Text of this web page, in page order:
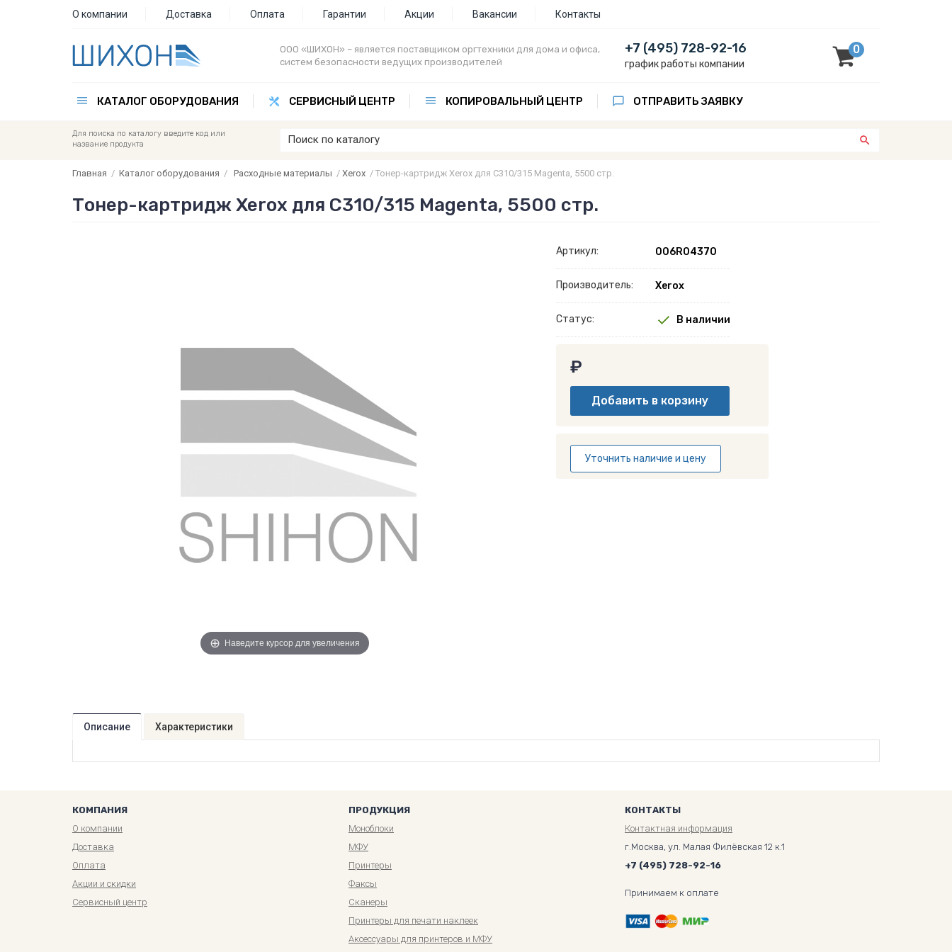
О компании Доставка Оплата Гарантии Акции Вакансии Контакты
ООО «ШИХОН» – является поставщиком оргтехники для дома и офиса,
систем безопасности ведущих производителей
+7 (495) 728-92-16
график работы компании
0
КАТАЛОГ ОБОРУДОВАНИЯ СЕРВИСНЫЙ ЦЕНТР КОПИРОВАЛЬНЫЙ ЦЕНТР ОТПРАВИТЬ ЗАЯВКУ
Для поиска по каталогу введите код или
название продукта
Главная / Каталог оборудования / Расходные материалы / Xerox / Тонер-картридж Xerox для C310/315 Magenta, 5500 стр.
Тонер-картридж Xerox для C310/315 Magenta, 5500 стр.
Наведите курсор для увеличения
Артикул: 006R04370
Производитель: Xerox
Статус: В наличии
₽
Уточнить наличие и цену
Описание Характеристики
КОМПАНИЯ
О компании
Доставка
Оплата
Акции и скидки
Сервисный центр
ПРОДУКЦИЯ
Моноблоки
МФУ
Принтеры
Факсы
Сканеры
Принтеры для печати наклеек
Аксессуары для принтеров и МФУ
КОНТАКТЫ
Контактная информация
г.Москва, ул. Малая Филёвская 12 к.1
+7 (495) 728-92-16
Принимаем к оплате